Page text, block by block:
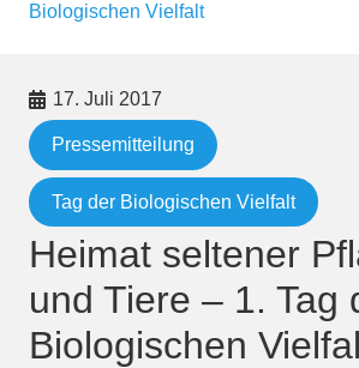
Biologischen Vielfalt
17. Juli 2017
Pressemitteilung
Tag der Biologischen Vielfalt
Heimat seltener
und Tiere – 1. Tag
Biologischen